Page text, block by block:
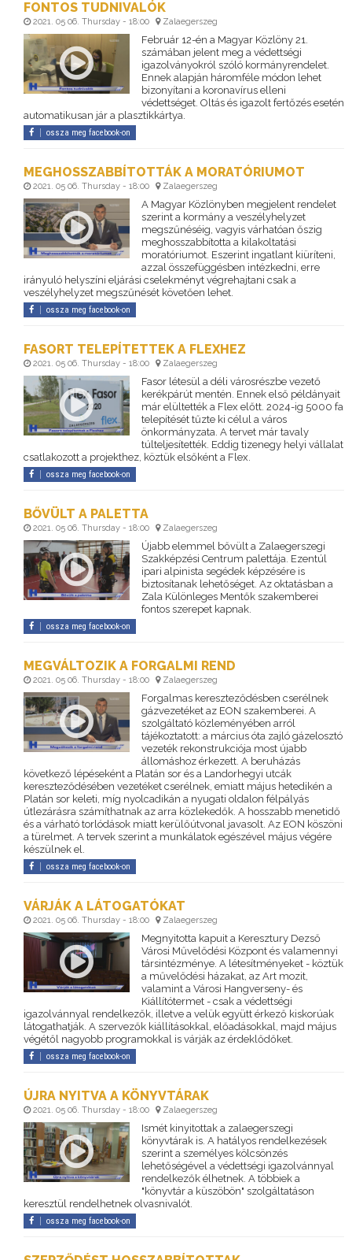
FONTOS TUDNIVALÓK
2021. 05 06. Thursday - 18:00 Zalaegerszeg
Február 12-én a Magyar Közlöny 21.
számában jelent meg a védettségi
igazolványokról szóló kormányrendelet.
Ennek alapján háromféle módon lehet
bizonyítani a koronavírus elleni
védettséget. Oltás és igazolt fertőzés esetén
automatikusan jár a plasztikkártya.
ossza meg facebook-on
MEGHOSSZABBÍTOTTÁK A MORATÓRIUMOT
2021. 05 06. Thursday - 18:00 Zalaegerszeg
A Magyar Közlönyben megjelent rendelet
szerint a kormány a veszélyhelyzet
megszűnéséig, vagyis várhatóan őszig
meghosszabbította a kilakoltatási
moratóriumot. Eszerint ingatlant kiüríteni,
azzal összefüggésben intézkedni, erre
irányuló helyszíni eljárási cselekményt végrehajtani csak a
veszélyhelyzet megszűnését követően lehet.
ossza meg facebook-on
FASORT TELEPÍTETTEK A FLEXHEZ
2021. 05 06. Thursday - 18:00 Zalaegerszeg
Fasor létesül a déli városrészbe vezető
kerékpárút mentén. Ennek első példányait
már elültették a Flex előtt. 2024-ig 5000 fa
telepítését tűzte ki célul a város
önkormányzata. A tervet már tavaly
túlteljesítették. Eddig tizenegy helyi vállalat
csatlakozott a projekthez, köztük elsőként a Flex.
ossza meg facebook-on
BŐVÜLT A PALETTA
2021. 05 06. Thursday - 18:00 Zalaegerszeg
Újabb elemmel bővült a Zalaegerszegi
Szakképzési Centrum palettája. Ezentúl
ipari alpinista segédek képzésére is
biztosítanak lehetőséget. Az oktatásban a
Zala Különleges Mentők szakemberei
fontos szerepet kapnak.
ossza meg facebook-on
MEGVÁLTOZIK A FORGALMI REND
2021. 05 06. Thursday - 18:00 Zalaegerszeg
Forgalmas kereszteződésben cserélnek
gázvezetéket az EON szakemberei. A
szolgáltató közleményében arról
tájékoztatott: a március óta zajló gázelosztó
vezeték rekonstrukciója most újabb
állomáshoz érkezett. A beruházás
következő lépéseként a Platán sor és a Landorhegyi utcák
kereszteződésében vezetéket cserélnek, emiatt május hetedikén a
Platán sor keleti, míg nyolcadikán a nyugati oldalon félpályás
útlezárásra számíthatnak az arra közlekedők. A hosszabb menetidő
és a várható torlódások miatt kerülőútvonal javasolt. Az EON köszöni
a türelmet. A tervek szerint a munkálatok egészével május végére
készülnek el.
ossza meg facebook-on
VÁRJÁK A LÁTOGATÓKAT
2021. 05 06. Thursday - 18:00 Zalaegerszeg
Megnyitotta kapuit a Keresztury Dezső
Városi Művelődési Központ és valamennyi
társintézménye. A létesítményeket - köztük
a művelődési házakat, az Art mozit,
valamint a Városi Hangverseny- és
Kiállítótermet - csak a védettségi
igazolvánnyal rendelkezők, illetve a velük együtt érkező kiskorúak
látogathatják. A szervezők kiállításokkal, előadásokkal, majd május
végétől nagyobb programokkal is várják az érdeklődőket.
ossza meg facebook-on
ÚJRA NYITVA A KÖNYVTÁRAK
2021. 05 06. Thursday - 18:00 Zalaegerszeg
Ismét kinyitottak a zalaegerszegi
könyvtárak is. A hatályos rendelkezések
szerint a személyes kölcsönzés
lehetőségével a védettségi igazolvánnyal
rendelkezők élhetnek. A többiek a
"könyvtár a küszöbön" szolgáltatáson
keresztül rendelhetnek olvasnivalót.
ossza meg facebook-on